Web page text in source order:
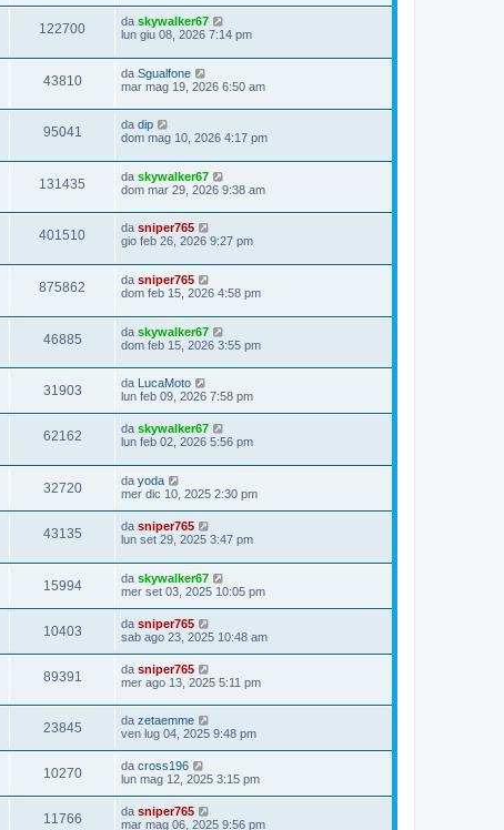
122700 da skywalker67
lun giu 08, 2026 7:14 pm
43810 da Sgualfone
mar mag 19, 2026 6:50 am
95041 da dip
dom mag 10, 2026 4:17 pm
131435 da skywalker67
dom mar 29, 2026 9:38 am
401510 da sniper765
gio feb 26, 2026 9:27 pm
875862 da sniper765
dom feb 15, 2026 4:58 pm
46885 da skywalker67
dom feb 15, 2026 3:55 pm
31903 da LucaMoto
lun feb 09, 2026 7:58 pm
62162 da skywalker67
lun feb 02, 2026 5:56 pm
32720 da yoda
mer dic 10, 2025 2:30 pm
43135 da sniper765
lun set 29, 2025 3:47 pm
15994 da skywalker67
mer set 03, 2025 10:05 pm
10403 da sniper765
sab ago 23, 2025 10:48 am
89391 da sniper765
mer ago 13, 2025 5:11 pm
23845 da zetaemme
ven lug 04, 2025 9:48 pm
10270 da cross196
lun mag 12, 2025 3:15 pm
11766 da sniper765
mar mag 06, 2025 9:56 pm